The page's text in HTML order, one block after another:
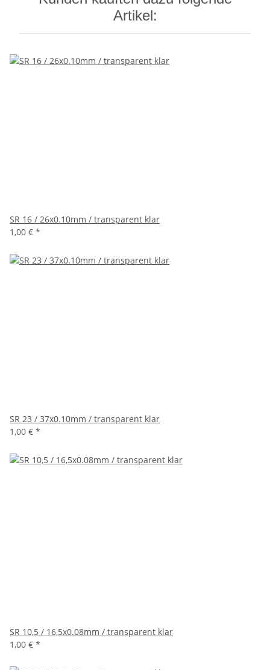
Artikel:
SR 16 / 26x0.10mm / transparent klar
1,00 € *
SR 23 / 37x0.10mm / transparent klar
1,00 € *
SR 10,5 / 16,5x0.08mm / transparent klar
1,00 € *